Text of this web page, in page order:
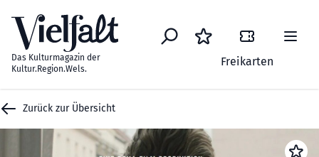
Das Kulturmagazin der
Kultur.Region.Wels.
Freikarten
Zurück zur Übersicht